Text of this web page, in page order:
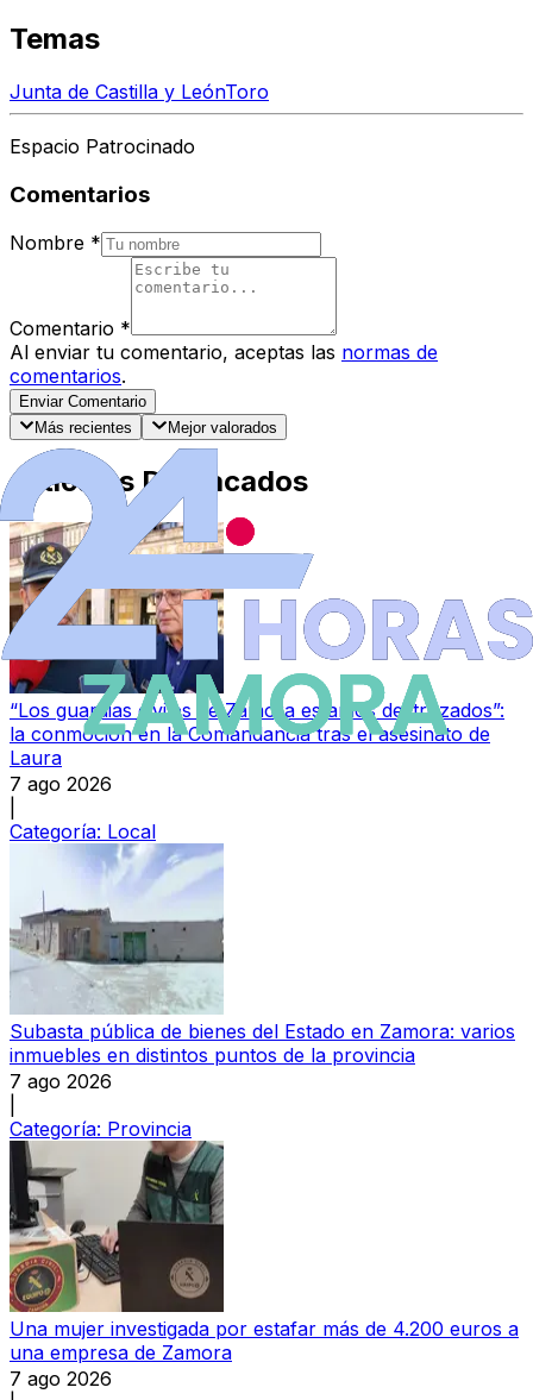
Temas
Junta de Castilla y LeónToro
Espacio Patrocinado
Comentarios
Nombre *
Comentario *
Al enviar tu comentario, aceptas las normas de
comentarios.
Enviar Comentario
Más recientes
Mejor valorados
Artículos Destacados
“Los guardias civiles de Zamora estamos destrozados”:
la conmoción en la Comandancia tras el asesinato de
Laura
7 ago 2026
Categoría: Local
Subasta pública de bienes del Estado en Zamora: varios
inmuebles en distintos puntos de la provincia
7 ago 2026
Categoría: Provincia
Una mujer investigada por estafar más de 4.200 euros a
una empresa de Zamora
7 ago 2026